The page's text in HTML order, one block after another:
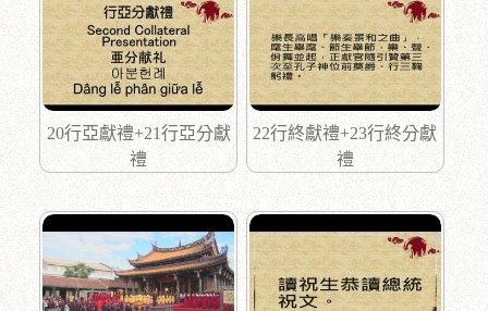
20行亞獻禮+21行亞分獻
禮
22行終獻禮+23行終分獻
禮